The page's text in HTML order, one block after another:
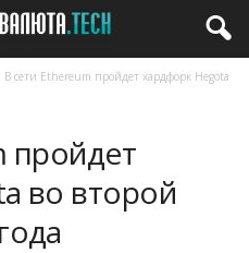
В сети Ethereum пройдет хардфорк Hegota
пройдет
во второй